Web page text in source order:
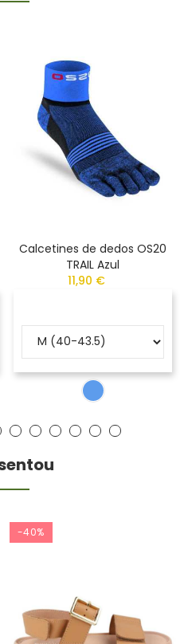
Calcetines de dedos OS20
TRAIL Azul
11,90 €
-40%